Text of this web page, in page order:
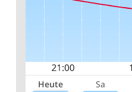
Heute Sa